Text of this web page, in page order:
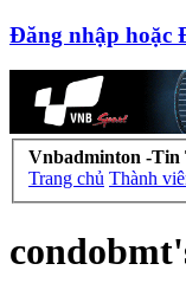
Đăng nhập hoặc
Vnbadminton -Tin
Trang chủ Thành